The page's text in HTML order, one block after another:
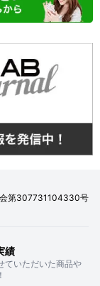
第307731104330号
績
ていただいた商品や